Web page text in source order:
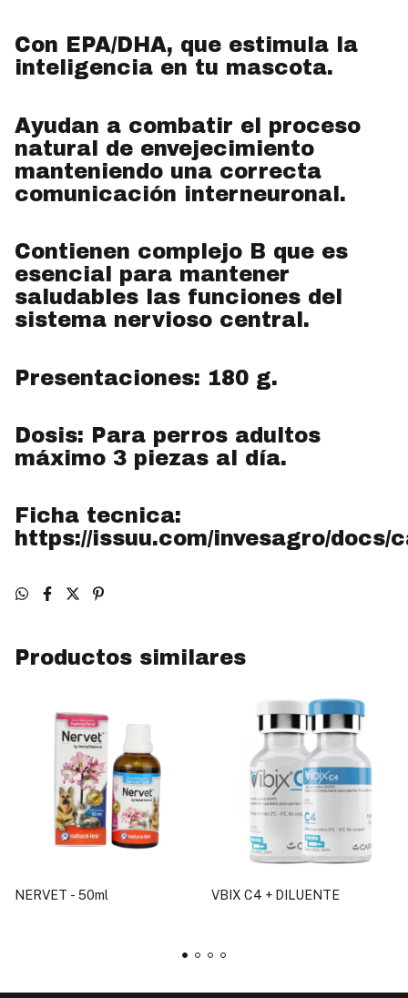
Con EPA/DHA, que estimula la
inteligencia en tu mascota.
Ayudan a combatir el proceso
natural de envejecimiento
manteniendo una correcta
comunicación interneuronal.
Contienen complejo B que es
esencial para mantener
saludables las funciones del
sistema nervioso central.
Presentaciones: 180 g.
Dosis: Para perros adultos
máximo 3 piezas al día.
Ficha tecnica:
https://issuu.com/invesagro/docs/
Productos similares
NERVET - 50ml VBIX C4 + DILUENTE